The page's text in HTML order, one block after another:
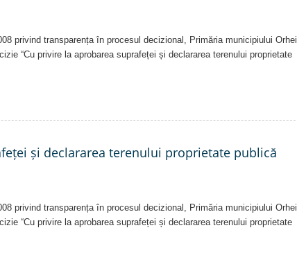
privind transparența în procesul decizional, Primăria municipiului Orhei
“Cu privire la aprobarea suprafeței și declararea terenului proprietate
și declararea terenului proprietate publică
privind transparența în procesul decizional, Primăria municipiului Orhei
“Cu privire la aprobarea suprafeței și declararea terenului proprietate